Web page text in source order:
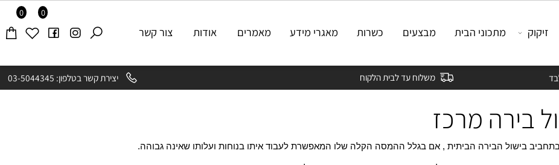
משלוח עד לבית הלקוח יצירת קשר בטלפון: 03-5044345
0 0
מתכוני הבית מבצעים כשרות מאגרי מידע מאמרים אודות צור קשר
מרכז
בישול הבירה הביתית , אם בגלל ההמסה הקלה שלו המאפשרת לעבוד איתו בנוחות ועלותו שאינה גבוהה.